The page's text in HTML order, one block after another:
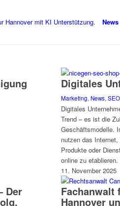
News
Digitales
Marketing, News, SEO
Digitales
Trend – es ist die
Geschäftsmodelle.
nutzen das
Produkte oder
online zu
11. November 2025
Der Fachanwalt
Hannover